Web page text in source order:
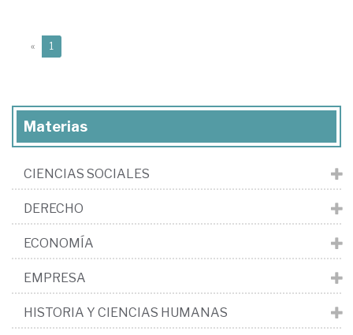
« 1
Materias
CIENCIAS SOCIALES
DERECHO
ECONOMÍA
EMPRESA
HISTORIA Y CIENCIAS HUMANAS